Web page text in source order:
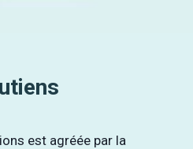
est agréée par la